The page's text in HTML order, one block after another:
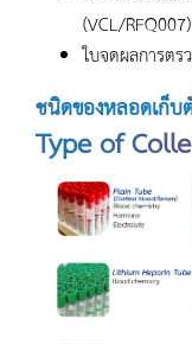
(VCL/RFQ007)
ใบจดผลการตร
ชนิดของหลอดเก็บ
Type of